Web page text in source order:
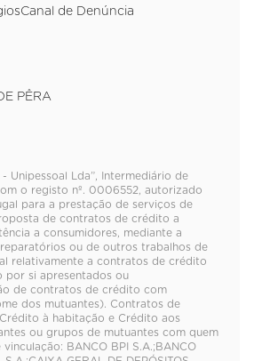
Canal de Denúncia
PÊRA
Unipessoal Lda”, Intermediário de
o registo nº. 0006552, autorizado
para a prestação de serviços de
de contratos de crédito a
a consumidores, mediante a
ou de outros trabalhos de
relativamente a contratos de crédito
por si apresentados ou
de contratos de crédito com
dos mutuantes). Contratos de
à habitação e Crédito aos
ou grupos de mutuantes com quem
BANCO BPI S.A.;BANCO